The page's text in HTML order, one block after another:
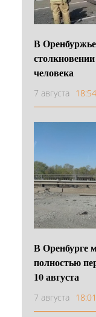
В
человека
7 августа 18:54
В Оренбурге
полностью
10 августа
7 августа 18:01